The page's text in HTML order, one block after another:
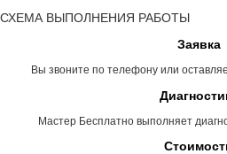
СХЕМА ВЫПОЛНЕНИЯ РАБОТЫ
Заявка
Вы звоните по телефону или
Мастер Бесплатно выполняет